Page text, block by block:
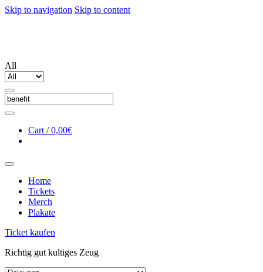
Skip to navigation Skip to content
All
Cart /0,00€
Home
Tickets
Merch
Plakate
Ticket kaufen
Richtig gut kultiges Zeug